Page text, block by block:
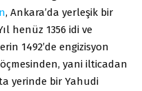
, Ankara’da yerleşik bir
henüz 1356 idi ve
1492’de engizisyon
yani ilticadan
yerinde bir Yahudi